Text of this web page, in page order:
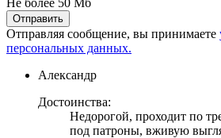
Отправить
Отправляя сообщение, вы принимаете
персональных данных.
Александр
Достоинства:
Недорогой, проходит по
под патроны, вживую